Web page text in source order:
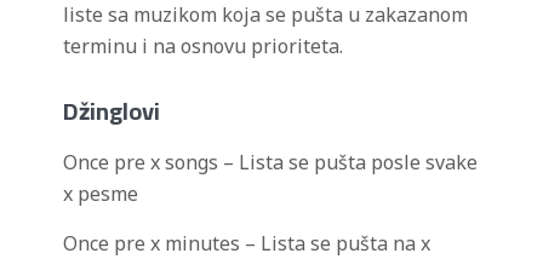
liste sa muzikom koja se pušta u zakazanom
terminu i na osnovu prioriteta.
Džinglovi
Once pre x songs – Lista se pušta posle svake
x pesme
Once pre x minutes – Lista se pušta na x